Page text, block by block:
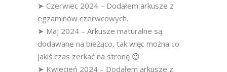
➤ Czerwiec 2024 – Dodałem arkusze z
egzaminów czerwcowych.
➤ Maj 2024 – Arkusze maturalne są
dodawane na bieżąco, tak więc można co
jakiś czas zerkać na stronę 😉
➤ Kwiecień 2024 – Dodałem arkusze z